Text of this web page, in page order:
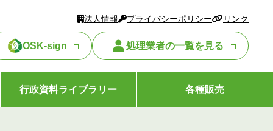
法人情報 プライバシーポリシー リンク
OSK-sign 処理業者の一覧を見る
行政資料ライブラリー 各種販売